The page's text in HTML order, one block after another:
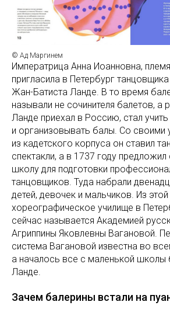
© Ад Маргинем
Императрица Анна Иоанновна,
пригласила в Петербург
Жан-Батиста Ланде. В то время
называли не сочинителя балетов, а
Ланде приехал в Россию, стал
и организовывать балы. Со своими
из кадетского корпуса он ставил
спектакли, а в 1737 году
школу для подготовки
танцовщиков. Туда набрали
детей, девочек и мальчиков. Из
хореографическое училище в
сейчас называется Академией
Агриппины Яковлевны Вагановой.
система Вагановой известна во
а началось все с маленькой школы
Ланде.
Зачем балерины встали на